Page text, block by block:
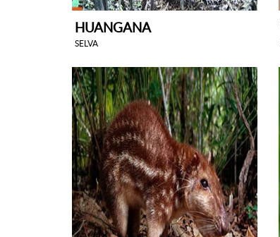
HUANGANA
SELVA